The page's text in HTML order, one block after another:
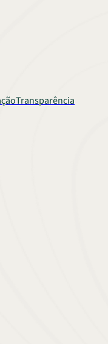
Transparência